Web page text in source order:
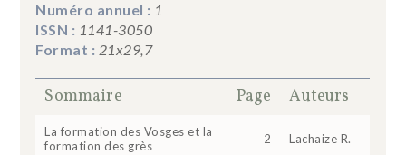
Numéro annuel : 1
ISSN : 1141-3050
Format : 21x29,7
Sommaire Page Auteurs
La formation des Vosges et la
formation des grès
2 Lachaize R.